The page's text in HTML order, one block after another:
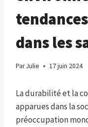
dans les
ParJulie 17 juin 2024
La durabilité et la
apparues dans la
préoccupation